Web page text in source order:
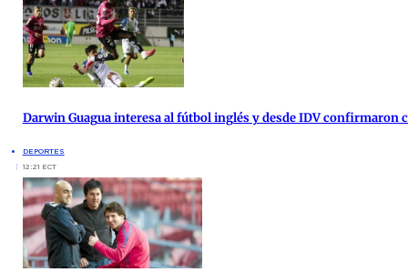
Darwin Guagua interesa al fútbol inglés y desde IDV confirmaron
DEPORTES
12:21 ECT